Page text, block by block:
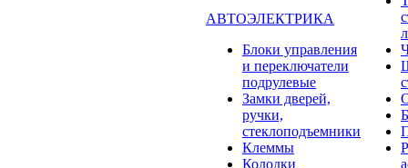
АВТОЭЛЕКТРИКА
Блоки управления
и переключатели
подрулевые
Замки дверей,
ручки,
стеклоподъемники
Клеммы
Колодки